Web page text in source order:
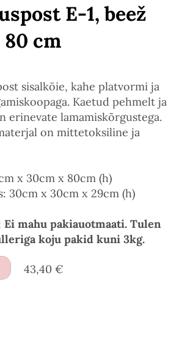
E-1, beež
80 cm
sisalköie, kahe platvormi ja
Kaetud pehmelt ja
erinevate lamamiskõrgustega.
on mittetoksiline ja
x 30cm x 80cm (h)
30cm x 30cm x 29cm (h)
Ei mahu pakiauotmaati. Tulen
koju pakid kuni 3kg.
43,40 €